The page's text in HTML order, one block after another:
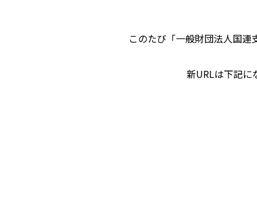
このたび「一般財団法人国連
新URLは下記に